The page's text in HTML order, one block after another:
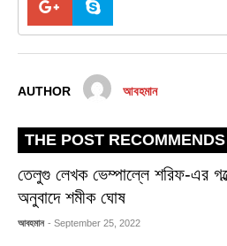
AUTHOR আবহমান
THE POST RECOMMENDS
তেলুগু লেখক ভেম্পাল্লে শরিফ-এর
অনুবাদে শমীক ঘোষ
আবহমান - September 25, 2022